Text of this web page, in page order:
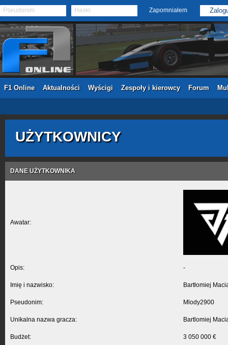
Pseudonim Hasło Zapomniałem
F1 Online Aktualności Wyścigi Zespoły i kierowcy Forum
UŻYTKOWNICY
DANE UŻYTKOWNIKA
Awatar:
Opis: -
Imię i nazwisko: Bartłomiej
Pseudonim: Mlody2900
Unikalna nazwa gracza: Bartlomiej
Budżet: 3 050 000 €